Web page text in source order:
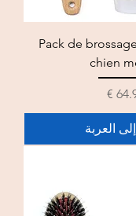
Pack de
chien
العربة